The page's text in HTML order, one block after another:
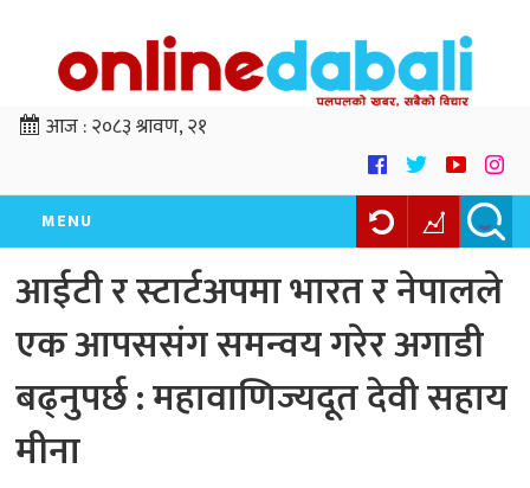
आज :२०८३ श्रावण, २१
MENU
आईटी र स्टार्टअपमा भारत र नेपालले
एक आपससंग समन्वय गरेर अगाडी
बढ्नुपर्छ : महावाणिज्यदूत देवी सहाय
मीना